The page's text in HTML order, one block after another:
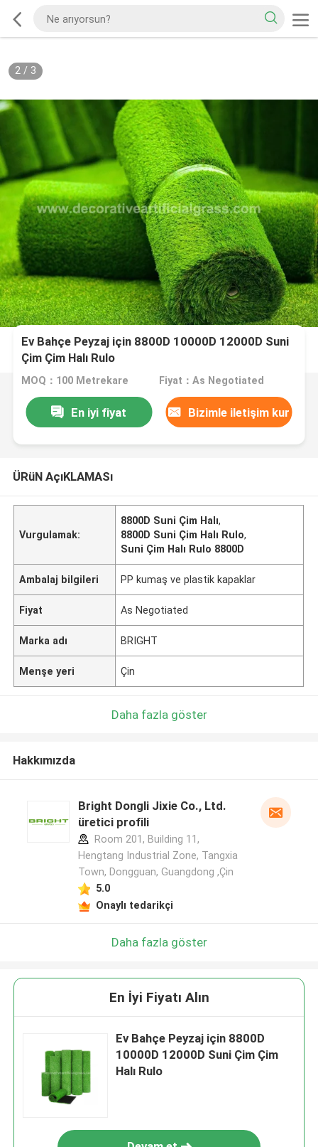
2/ 3
Ev Bahçe Peyzaj için 8800D 10000D 12000D Suni
Çim Çim Halı Rulo
MOQ：100 Metrekare Fiyat：As Negotiated
En iyi fiyat Bizimle iletişim kur
ÜRüN AçıKLAMASı
Vurgulamak:
8800D Suni Çim Halı,
8800D Suni Çim Halı Rulo,
Suni Çim Halı Rulo 8800D
Ambalaj bilgileri PP kumaş ve plastik kapaklar
Fiyat As Negotiated
Marka adı BRIGHT
Menşe yeri Çin
Daha fazla göster
Hakkımızda
Bright Dongli Jixie Co., Ltd.
üretici profili
Room 201, Building 11,
Hengtang Industrial Zone, Tangxia
Town, Dongguan, Guangdong ,Çin
5.0
Onaylı tedarikçi
Daha fazla göster
En İyi Fiyatı Alın
Ev Bahçe Peyzaj için 8800D
10000D 12000D Suni Çim Çim
Halı Rulo